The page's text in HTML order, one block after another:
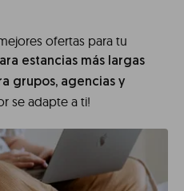
ofertas para tu
estancias más largas
grupos, agencias y
se adapte a ti!